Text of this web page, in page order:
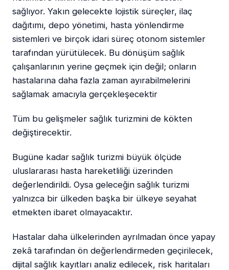
sağlıyor. Yakın gelecekte lojistik süreçler, ilaç
dağıtımı, depo yönetimi, hasta yönlendirme
sistemleri ve birçok idari süreç otonom sistemler
tarafından yürütülecek. Bu dönüşüm sağlık
çalışanlarının yerine geçmek için değil; onların
hastalarına daha fazla zaman ayırabilmelerini
sağlamak amacıyla gerçekleşecektir
Tüm bu gelişmeler sağlık turizmini de kökten
değiştirecektir.
Bugüne kadar sağlık turizmi büyük ölçüde
uluslararası hasta hareketliliği üzerinden
değerlendirildi. Oysa geleceğin sağlık turizmi
yalnızca bir ülkeden başka bir ülkeye seyahat
etmekten ibaret olmayacaktır.
Hastalar daha ülkelerinden ayrılmadan önce yapay
zekâ tarafından ön değerlendirmeden geçirilecek,
dijital sağlık kayıtları analiz edilecek, risk haritaları